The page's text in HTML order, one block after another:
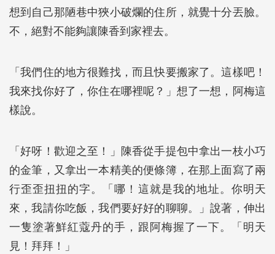
想到自己那陋巷中狹小破爛的住所，就覺十分丟臉。
不，絕對不能夠讓陳香到家裡去。
「我們住的地方很難找，而且快要搬家了。這樣吧！
我來找你好了，你住在哪裡呢？」想了一想，阿梅這
樣說。
「好呀！歡迎之至！」陳香從手提包中拿出一枝小巧
的金筆，又拿出一本精美的便條簿，在那上面寫了兩
行歪歪扭扭的字。「哪！這就是我的地址。你明天
來，我請你吃飯，我們要好好的聊聊。」說著，伸出
一隻塗著鮮紅蔻丹的手，跟阿梅握了一下。「明天
見！拜拜！」